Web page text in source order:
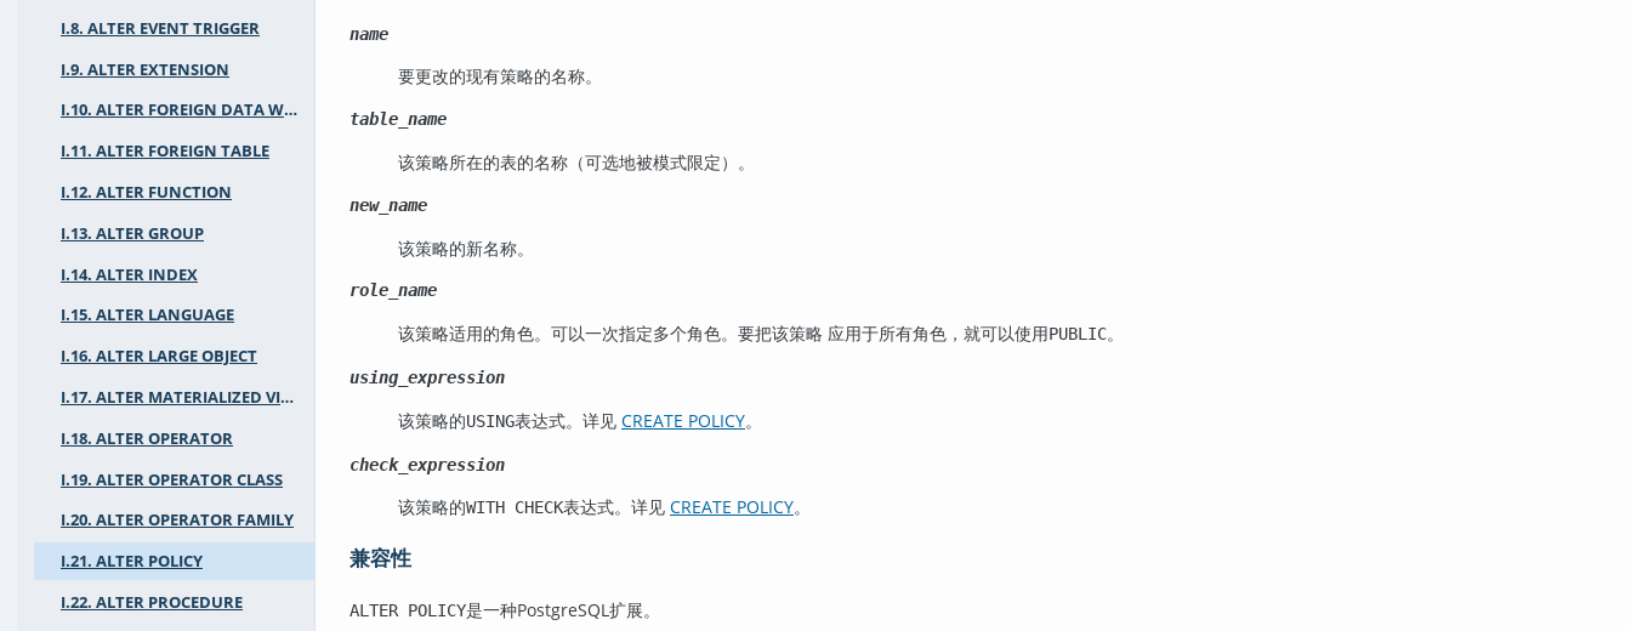
I.8. ALTER EVENT TRIGGER
I.9. ALTER EXTENSION
I.10. ALTER FOREIGN DATA WRAPPER
I.11. ALTER FOREIGN TABLE
I.12. ALTER FUNCTION
I.13. ALTER GROUP
I.14. ALTER INDEX
I.15. ALTER LANGUAGE
I.16. ALTER LARGE OBJECT
I.17. ALTER MATERIALIZED VIEW
I.18. ALTER OPERATOR
I.19. ALTER OPERATOR CLASS
I.20. ALTER OPERATOR FAMILY
I.21. ALTER POLICY
I.22. ALTER PROCEDURE
name
要更改的现有策略的名称。
table_name
该策略所在的表的名称（可选地被模式限定）。
new_name
该策略的新名称。
role_name
该策略适用的角色。可以一次指定多个角色。要把该策略 应用于所有角色，就可以使用PUBLIC。
using_expression
该策略的USING表达式。详见 CREATE POLICY。
check_expression
该策略的WITH CHECK表达式。详见 CREATE POLICY。
兼容性
ALTER POLICY是一种PostgreSQL 扩展。